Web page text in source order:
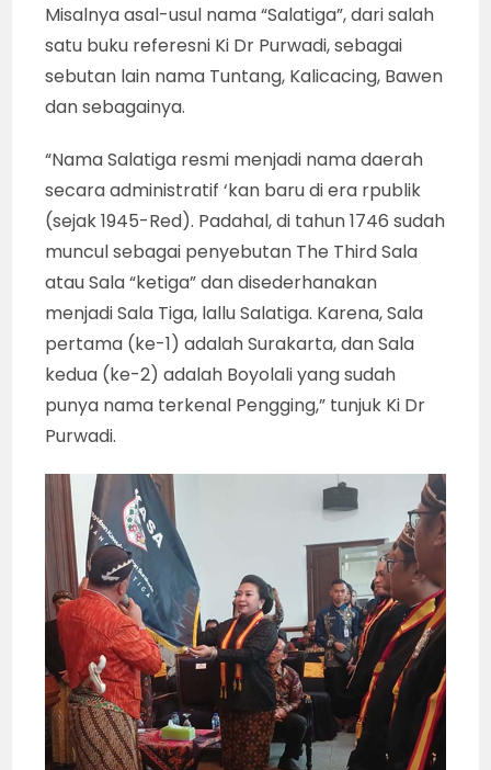
Misalnya asal-usul nama “Salatiga”, dari salah
satu buku referesni Ki Dr Purwadi, sebagai
sebutan lain nama Tuntang, Kalicacing, Bawen
dan sebagainya.
“Nama Salatiga resmi menjadi nama daerah
secara administratif ‘kan baru di era rpublik
(sejak 1945-Red). Padahal, di tahun 1746 sudah
muncul sebagai penyebutan The Third Sala
atau Sala “ketiga” dan disederhanakan
menjadi Sala Tiga, lallu Salatiga. Karena, Sala
pertama (ke-1) adalah Surakarta, dan Sala
kedua (ke-2) adalah Boyolali yang sudah
punya nama terkenal Pengging,” tunjuk Ki Dr
Purwadi.